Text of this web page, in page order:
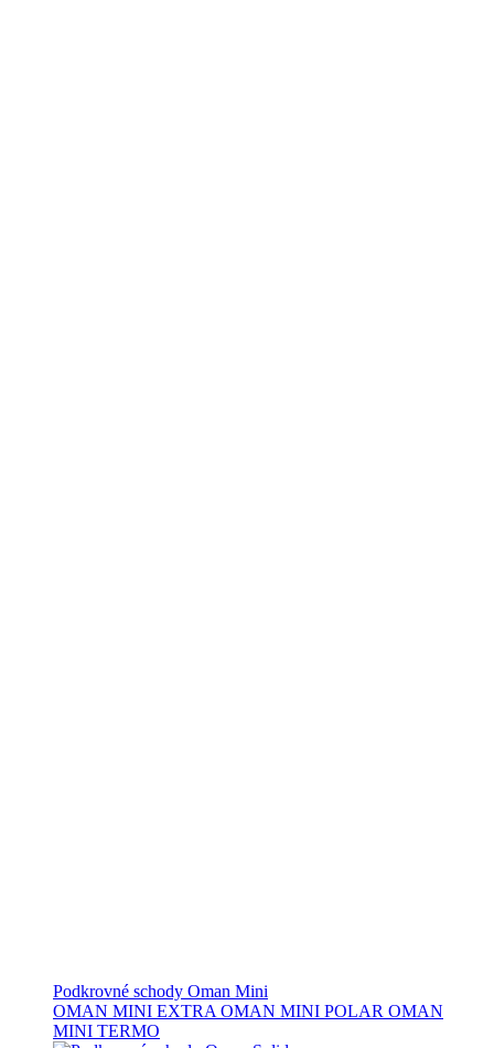
Podkrovné schody Oman Mini
OMAN MINI EXTRA OMAN MINI POLAR OMAN
MINI TERMO